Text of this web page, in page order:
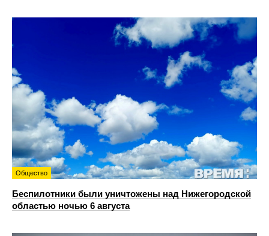
Общество
Беспилотники были уничтожены над Нижегородской
областью ночью 6 августа